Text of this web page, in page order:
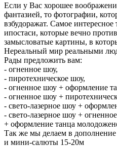
Если у Вас хорошее
фантазией, то фотографии,
взбудоражат. Самое
ипостаси, которые вечно
замысловатые картины, в
Нереальный мир реальными
Рады предложить вам:
- огненное шоу,
- пиротехническое шоу,
- огненное шоу + оформление
- огненное шоу +
- свето-лазерное шоу +
- свето-лазерное шоу +
+ оформление танца
Так же мы делаем в
и мини-салюты 15-20м